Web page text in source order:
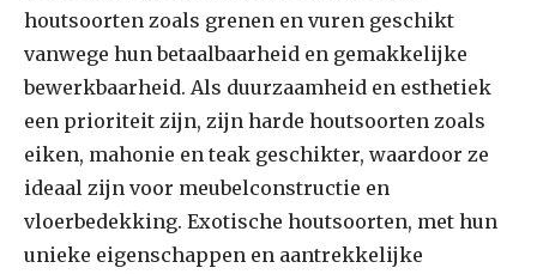
houtsoorten zoals grenen en vuren geschikt
vanwege hun betaalbaarheid en gemakkelijke
bewerkbaarheid. Als duurzaamheid en esthetiek
een prioriteit zijn, zijn harde houtsoorten zoals
eiken, mahonie en teak geschikter, waardoor ze
ideaal zijn voor meubelconstructie en
vloerbedekking. Exotische houtsoorten, met hun
unieke eigenschappen en aantrekkelijke